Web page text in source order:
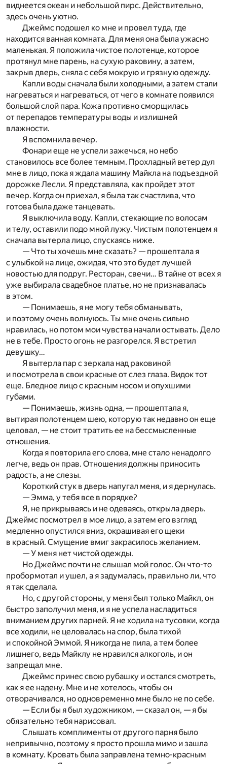
виднеется океан и небольшой пирс. Действительно,
здесь очень уютно.
Джеймс подошел ко мне и провел туда, где
находится ванная комната. Для меня она была ужасно
маленькая. Я положила чистое полотенце, которое
протянул мне парень, на сухую раковину, а затем,
закрыв дверь, сняла с себя мокрую и грязную одежду.
Капли воды сначала были холодными, а затем стали
нагреваться и нагреваться, от чего в комнате появился
большой слой пара. Кожа противно сморщилась
от перепадов температуры воды и излишней
влажности.
Я вспомнила вечер.
Фонари еще не успели зажечься, но небо
становилось все более темным. Прохладный ветер дул
мне в лицо, пока я ждала машину Майкла на подъездной
дорожке Лесли. Я представляла, как пройдет этот
вечер. Когда он приехал, я была так счастлива, что
готова была даже танцевать.
Я выключила воду. Капли, стекающие по волосам
и телу, оставили подо мной лужу. Чистым полотенцем я
сначала вытерла лицо, спускаясь ниже.
— Что ты хочешь мне сказать? — прошептала я
с улыбкой на лице, ожидая, что это будет лучшей
новостью для подруг. Ресторан, свечи… В тайне от всех я
уже выбирала свадебное платье, но не признавалась
в этом.
— Понимаешь, я не могу тебя обманывать,
и поэтому очень волнуюсь. Ты мне очень сильно
нравилась, но потом мои чувства начали остывать. Дело
не в тебе. Просто огонь не разгорелся. Я встретил
девушку…
Я вытерла пар с зеркала над раковиной
и посмотрела в свои красные от слез глаза. Видок тот
еще. Бледное лицо с красным носом и опухшими
губами.
— Понимаешь, жизнь одна, — прошептала я,
вытирая полотенцем шею, которую так недавно он еще
целовал, — не стоит тратить ее на бессмысленные
отношения.
Когда я повторила его слова, мне стало ненадолго
легче, ведь он прав. Отношения должны приносить
радость, а не слезы.
Короткий стук в дверь напугал меня, и я дернулась.
— Эмма, у тебя все в порядке?
Я, не прикрываясь и не одеваясь, открыла дверь.
Джеймс посмотрел в мое лицо, а затем его взгляд
медленно опустился вниз, окрашивая его щеки
в красный. Смущение вмиг закрасилось желанием.
— У меня нет чистой одежды.
Но Джеймс почти не слышал мой голос. Он что-то
пробормотал и ушел, а я задумалась, правильно ли, что
я так сделала.
Но, с другой стороны, у меня был только Майкл, он
быстро заполучил меня, и я не успела насладиться
вниманием других парней. Я не ходила на тусовки, когда
все ходили, не целовалась на спор, была тихой
и спокойной Эммой. Я никогда не пила, а тем более
лишнего, ведь Майклу не нравился алкоголь, и он
запрещал мне.
Джеймс принес свою рубашку и остался смотреть,
как я ее надену. Мне и не хотелось, чтобы он
отворачивался, но одновременно мне было не по себе.
— Если бы я был художником, — сказал он, — я бы
обязательно тебя нарисовал.
Слышать комплименты от другого парня было
непривычно, поэтому я просто прошла мимо и зашла
в комнату. Кровать была заправлена темно-красным